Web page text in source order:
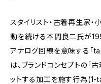
スタイリスト・古着再生家・
動を続ける本間良二氏が
アナログ回線を意味する「
は、ブランドコンセプトの「
ットする加工を施す行為(1-